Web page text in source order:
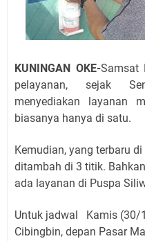
2026 Ada
Ini Empat
Agustus
KUNINGAN OKE-Samsat
pelayanan, sejak
menyediakan layanan
biasanya hanya di satu.
Kemudian, yang terbaru
ditambah di 3 titik.
ada layanan di Puspa
Untuk jadwal Kamis
Cibingbin, depan Pasar